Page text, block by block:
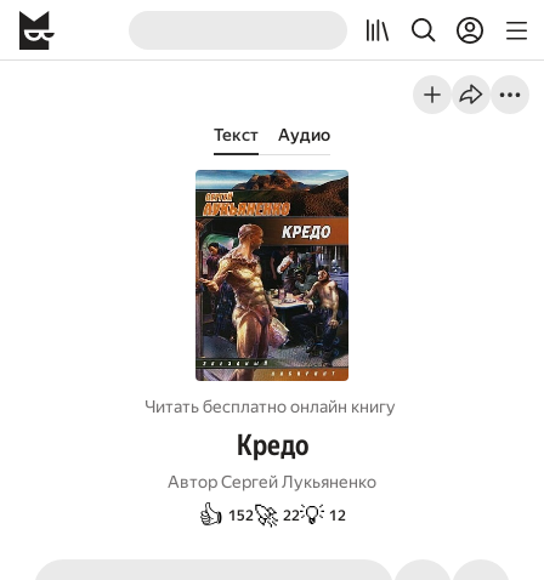
Текст Аудио
Читать бесплатно онлайн книгу
Кредо
АвторСергей Лукьяненко
👍 152🚀 22💡 12